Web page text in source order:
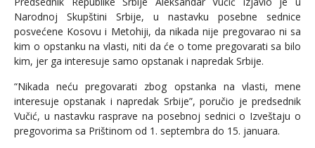
Narodnoj Skupštini Srbije, u nastavku posebne sednice
posvećene Kosovu i Metohiji, da nikada nije pregovarao ni sa
kim o opstanku na vlasti, niti da će o tome pregovarati sa bilo
kim, jer ga interesuje samo opstanak i napredak Srbije.
“Nikada neću pregovarati zbog opstanka na vlasti, mene
interesuje opstanak i napredak Srbije”, poručio je predsednik
Vučić, u nastavku rasprave na posebnoj sednici o Izveštaju o
pregovorima sa Prištinom od 1. septembra do 15. januara.